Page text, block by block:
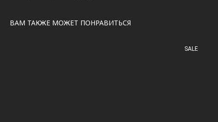
ВАМ ТАКЖЕ МОЖЕТ ПОНРАВИТЬСЯ
SALE